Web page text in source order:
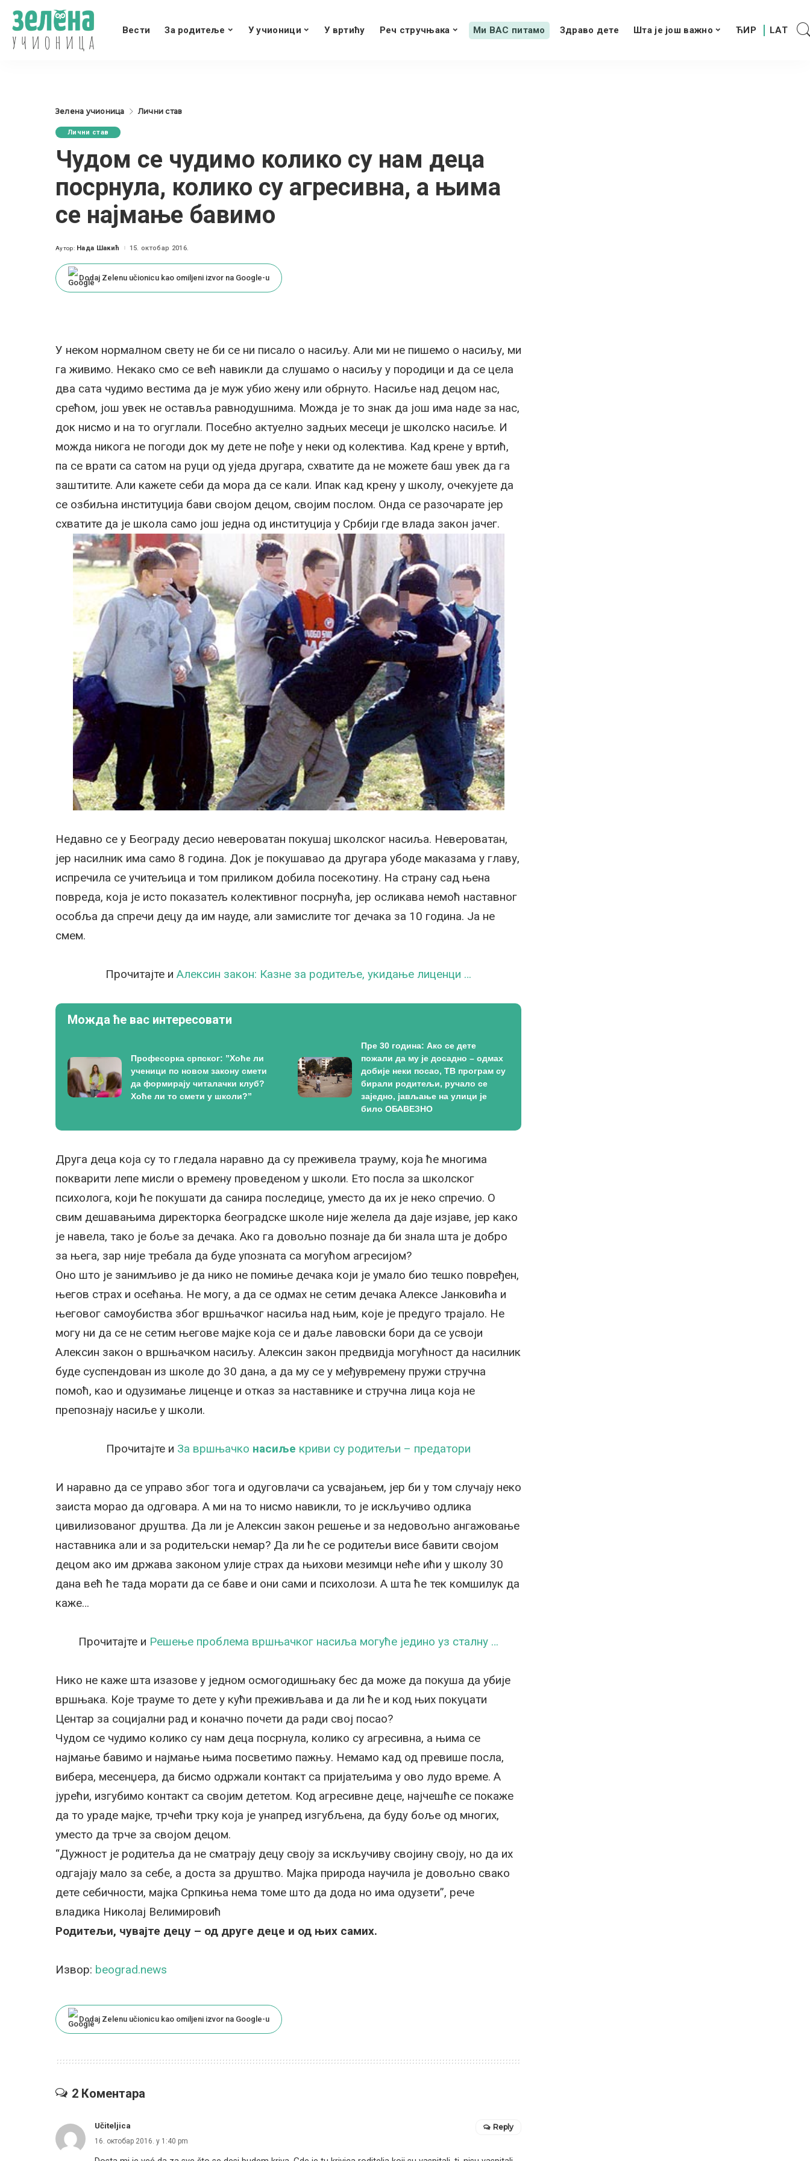
Вести За родитеље У учионици У вртићу Реч стручњака Ми ВАС питамо Здраво дете Шта је још важно
Зелена учионица Лични став
Лични став
Чудом се чудимо колико су нам деца
посрнула, колико су агресивна, а њима
се најмање бавимо
Posted
Аутор: Нада Шакић 15. октобар 2016.
Dodaj Zelenu učionicu kao omiljeni izvor na Google-u
У неком нормалном свету не би се ни писало о насиљу. Али ми не пишемо о насиљу, ми
га живимо. Некако смо се већ навикли да слушамо о насиљу у породици и да се цела
два сата чудимо вестима да је муж убио жену или обрнуто. Насиље над децом нас,
срећом, још увек не оставља равнодушнима. Можда је то знак да још има наде за нас,
док нисмо и на то огуглали. Посебно актуелно задњих месеци је школско насиље. И
можда никога не погоди док му дете не пође у неки од колектива. Кад крене у вртић,
па се врати са сатом на руци од уједа другара, схватите да не можете баш увек да га
заштитите. Али кажете себи да мора да се кали. Ипак кад крену у школу, очекујете да
се озбиљна институција бави својом децом, својим послом. Онда се разочарате јер
схватите да је школа само још једна од институција у Србији где влада закон јачег.
Недавно се у Београду десио невероватан покушај школског насиља. Невероватан,
јер насилник има само 8 година. Док је покушавао да другара убоде маказама у главу,
испречила се учитељица и том приликом добила посекотину. На страну сад њена
повреда, која је исто показатељ колективног посрнућа, јер осликава немоћ наставног
особља да спречи децу да им науде, али замислите тог дечака за 10 година. Ја не
смем.
Прочитајте иAлексин закон: Казне за родитеље, укидање лиценци …
Можда ће вас интересовати
Професорка српског: ”Хоће ли
ученици по новом закону смети
да формирају читалачки клуб?
Хоће ли то смети у школи?”
Пре 30 година: Ако се дете
пожали да му је досадно – одмах
добије неки посао, ТВ програм су
бирали родитељи, ручало се
заједно, јављање на улици је
било ОБАВЕЗНО
Друга деца која су то гледала наравно да су преживела трауму, која ће многима
покварити лепе мисли о времену проведеном у школи. Ето посла за школског
психолога, који ће покушати да санира последице, уместо да их је неко спречио. О
свим дешавањима директорка београдске школе није желела да даје изјаве, јер како
је навела, тако је боље за дечака. Ако га довољно познаје да би знала шта је добро
за њега, зар није требала да буде упозната са могућом агресијом?
Оно што је занимљиво је да нико не помиње дечака који је умало био тешко повређен,
његов страх и осећања. Не могу, а да се одмах не сетим дечака Алексе Јанковића и
његовог самоубиства због вршњачког насиља над њим, које је предуго трајало. Не
могу ни да се не сетим његове мајке која се и даље лавовски бори да се усвоји
Алексин закон о вршњачком насиљу. Алексин закон предвидја могућност да насилник
буде суспендован из школе до 30 дана, а да му се у међувремену пружи стручна
помоћ, као и одузимање лиценце и отказ за наставнике и стручна лица која не
препознају насиље у школи.
Прочитајте и За вршњачко насиље криви су родитељи – предатори
И наравно да се управо због тога и одуговлачи са усвајањем, јер би у том случају неко
заиста морао да одговара. А ми на то нисмо навикли, то је искључиво одлика
цивилизованог друштва. Да ли је Алексин закон решење и за недовољно ангажовање
наставника али и за родитељски немар? Да ли ће се родитељи висе бавити својом
децом ако им држава законом улије страх да њихови мезимци неће ићи у школу 30
дана већ ће тада морати да се баве и они сами и психолози. А шта ће тек комшилук да
каже…
Прочитајте и Решење проблема вршњачког насиља могуће једино уз сталну …
Нико не каже шта изазове у једном осмогодишњаку бес да може да покуша да убије
вршњака. Које трауме то дете у кући преживљава и да ли ће и код њих покуцати
Центар за социјални рад и коначно почети да ради свој посао?
Чудом се чудимо колико су нам деца посрнула, колико су агресивна, а њима се
најмање бавимо и најмање њима посветимо пажњу. Немамо кад од превише посла,
вибера, месенџера, да бисмо одржали контакт са пријатељима у ово лудо време. А
јурећи, изгубимо контакт са својим дететом. Код агресивне деце, најчешће се покаже
да то ураде мајке, трчећи трку која је унапред изгубљена, да буду боље од многих,
уместо да трче за својом децом.
“Дужност је родитеља да не сматрају децу своју за искључиву својину своју, но да их
одгајају мало за себе, а доста за друштво. Мајка природа научила је довољно свако
дете себичности, мајка Српкиња нема томе што да дода но има одузети”, рече
владика Николај Велимировић
Родитељи, чувајте децу – од друге деце и од њих самих.
Извор: beograd.news
Dodaj Zelenu učionicu kao omiljeni izvor na Google-u
2 Коментара
Učiteljica
16. октобар 2016. у 1:40 pm
Reply